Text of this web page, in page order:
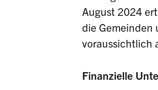
August 2024
die Gemeinden
voraussichtlich
Finanzielle